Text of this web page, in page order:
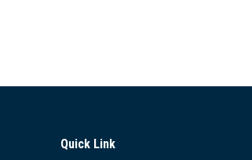
Quick Link